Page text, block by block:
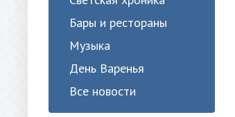
Бары и рестораны
Музыка
День Варенья
Все новости